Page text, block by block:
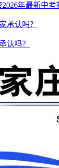
年最新中考
认吗？